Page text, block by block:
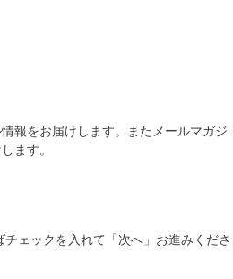
報をお届けします。またメールマガジ
ます。
ェックを入れて「次へ」お進みくださ